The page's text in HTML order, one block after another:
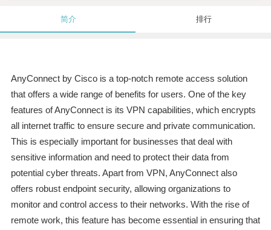
简介 排行
AnyConnect by Cisco is a top-notch remote access solution
that offers a wide range of benefits for users. One of the key
features of AnyConnect is its VPN capabilities, which encrypts
all internet traffic to ensure secure and private communication.
This is especially important for businesses that deal with
sensitive information and need to protect their data from
potential cyber threats. Apart from VPN, AnyConnect also
offers robust endpoint security, allowing organizations to
monitor and control access to their networks. With the rise of
remote work, this feature has become essential in ensuring that